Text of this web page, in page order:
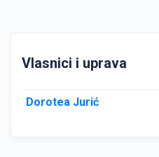
Vlasnici i uprava
Dorotea Jurić